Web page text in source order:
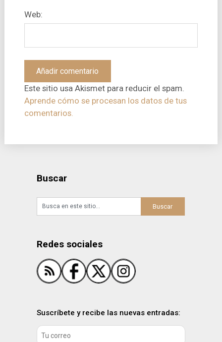
Web:
Este sitio usa Akismet para reducir el spam.
Aprende cómo se procesan los datos de tus
comentarios.
Buscar
Redes sociales
Suscríbete y recibe las nuevas entradas: